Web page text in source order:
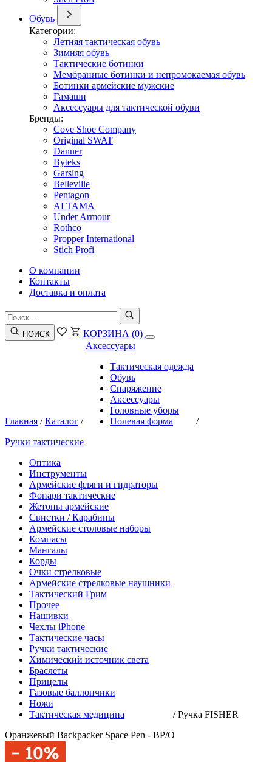
Обувь
Категории:
Летняя тактическая обувь
Зимняя обувь
Тактические ботинки
Мембранные ботинки и непромокаемая обувь
Ботинки армейские мужские
Гамаши
Аксессуары для тактической обуви
Бренды:
Cove Shoe Company
Original SWAT
Danner
Byteks
Garsing
Belleville
Pentagon
ALTAMA
Under Armour
Rothco
Propper International
Stich Profi
О компании
Контакты
Доставка и оплата
ПОИСК КОРЗИНА (0)
Главная /Каталог /
Аксессуары
Тактическая одежда
Обувь
Снаряжение
Аксессуары
Головные уборы
Полевая форма
/
Ручки тактические
Оптика
Инструменты
Армейские фляги и гидраторы
Фонари тактические
Жетоны армейские
Свистки / Карабины
Армейские столовые наборы
Компасы
Мангалы
Корды
Очки стрелковые
Армейские стрелковые наушники
Тактический Грим
Прочее
Нашивки
Чехлы iPhone
Тактические часы
Ручки тактические
Химический источник света
Браслеты
Прицелы
Газовые баллончики
Ножи
Тактическая медицина
/Ручка FISHER
Оранжевый Backpacker Space Pen - BP/O